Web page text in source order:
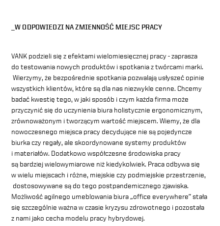
_W ODPOWIEDZI NA ZMIENNOŚĆ MIEJSC PRACY
VANK podzieli się z efektami wielomiesięcznej pracy - zaprasza
do testowania nowych produktów i spotkania z twórcami marki.
Wierzymy, że bezpośrednie spotkania pozwalają usłyszeć opinie
wszystkich klientów, które są dla nas niezwykle cenne. Chcemy
badać kwestię tego, w jaki sposób i czym każda firma może
przyczynić się do uczynienia biura holistycznie ergonomicznym,
zrównoważonym i tworzącym wartość miejscem. Wiemy, że dla
nowoczesnego miejsca pracy decydujące nie są pojedyncze
biurka czy regały, ale skoordynowane systemy produktów
i materiałów. Dodatkowo współczesne środowiska pracy
są bardziej wielowymiarowe niż kiedykolwiek. Praca odbywa się
w wielu miejscach i różne, miejskie czy podmiejskie przestrzenie,
dostosowywane są do tego postpandemicznego zjawiska.
Możliwość agilnego umeblowania biura „office everywhere” stała
się szczególnie ważna w czasie kryzysu zdrowotnego i pozostała
z nami jako cecha modelu pracy hybrydowej.